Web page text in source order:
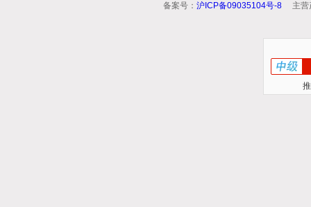
备案号： 沪ICP备09035104号-8 主营